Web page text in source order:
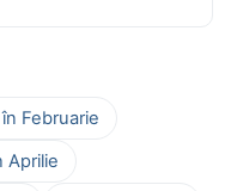
Februarie
Aprilie